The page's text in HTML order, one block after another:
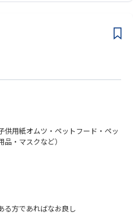
用紙オムツ・ペットフード・ペッ
・マスクなど）
析し、店舗の立地や地域住民の人
略提案を行います。
部を担当頂き、市場・消費者・お
意先様の課題解決のパートナーと
方であればなお良し